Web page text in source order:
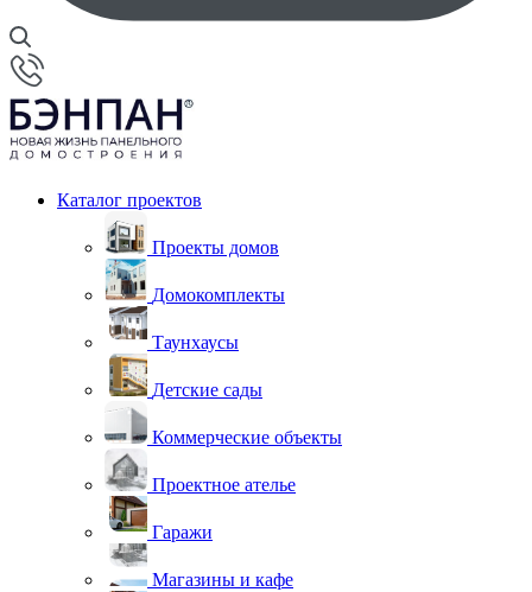
Каталог проектов
Проекты домов
Домокомплекты
Таунхаусы
Детские сады
Коммерческие объекты
Проектное ателье
Гаражи
Магазины и кафе